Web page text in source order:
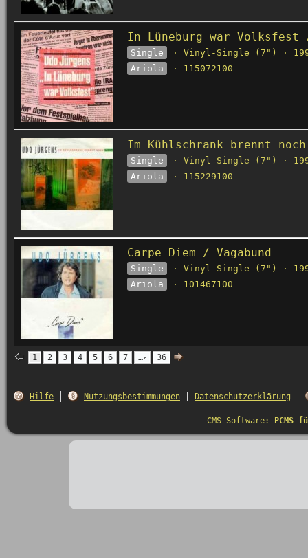
In Lüneburg war Volksfest
Single
· Vinyl-Single (7") ·
Ariola
· 115072100
Im Kühlschrank brennt
Single
· Vinyl-Single (7") ·
Ariola
· 115229100
Carpe Diem / Vagabund
Single
· Vinyl-Single (7") ·
Ariola
· 101467100
1 2 3 4 5 6 7 … 36
Hilfe Nutzungsbestimmungen Datenschutzerklärung
CMS-Software: PCMS